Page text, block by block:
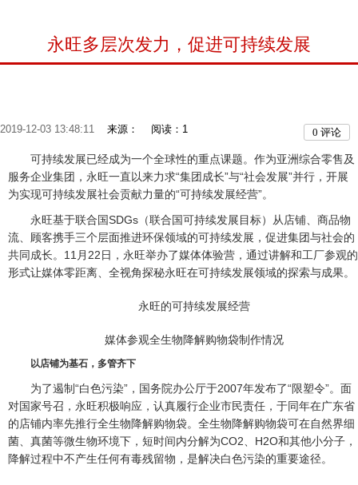
永旺多层次发力，促进可持续发展
2019-12-03 13:48:11 来源： 阅读：1 0 评论
可持续发展已经成为一个全球性的重点课题。作为亚洲综合零售及
服务企业集团，永旺一直以来力求“集团成长”与“社会发展”并行，开展
为实现可持续发展社会贡献力量的“可持续发展经营”。
永旺基于联合国SDGs（联合国可持续发展目标）从店铺、商品物
流、顾客携手三个层面推进环保领域的可持续发展，促进集团与社会的
共同成长。11月22日，永旺举办了媒体体验营，通过讲解和工厂参观的
形式让媒体零距离、全视角探秘永旺在可持续发展领域的探索与成果。
永旺的可持续发展经营
媒体参观全生物降解购物袋制作情况
以店铺为基石，多管齐下
为了遏制“白色污染”，国务院办公厅于2007年发布了“限塑令”。面
对国家号召，永旺积极响应，认真履行企业市民责任，于同年在广东省
的店铺内率先推行全生物降解购物袋。全生物降解购物袋可在自然界细
菌、真菌等微生物环境下，短时间内分解为CO2、H2O和其他小分子，
降解过程中不产生任何有毒残留物，是解决白色污染的重要途径。